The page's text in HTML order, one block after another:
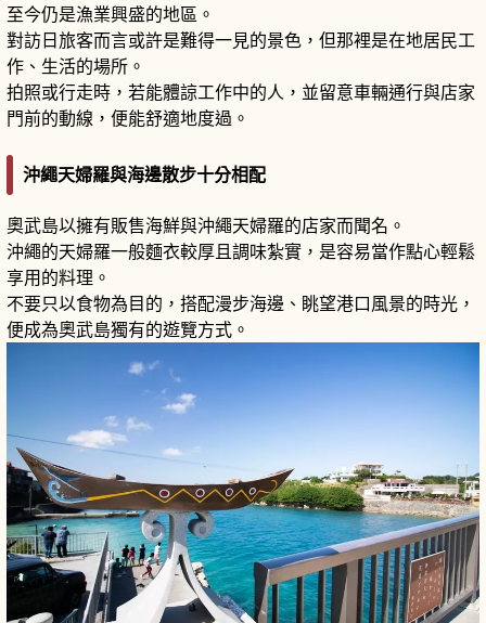
至今仍是漁業興盛的地區。
對訪日旅客而言或許是難得一見的景色，但那裡是在地居民工
作、生活的場所。
拍照或行走時，若能體諒工作中的人，並留意車輛通行與店家
門前的動線，便能舒適地度過。
沖繩天婦羅與海邊散步十分相配
奧武島以擁有販售海鮮與沖繩天婦羅的店家而聞名。
沖繩的天婦羅一般麵衣較厚且調味紮實，是容易當作點心輕鬆
享用的料理。
不要只以食物為目的，搭配漫步海邊、眺望港口風景的時光，
便成為奧武島獨有的遊覽方式。